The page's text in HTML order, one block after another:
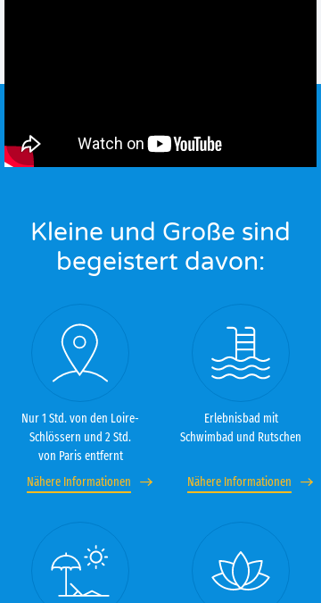
Kleine und Große sind
begeistert davon:
Nur 1 Std. von den Loire-
Schlössern und 2 Std.
von Paris entfernt
Nähere Informationen
Erlebnisbad mit
Schwimbad und Rutschen
Nähere Informationen